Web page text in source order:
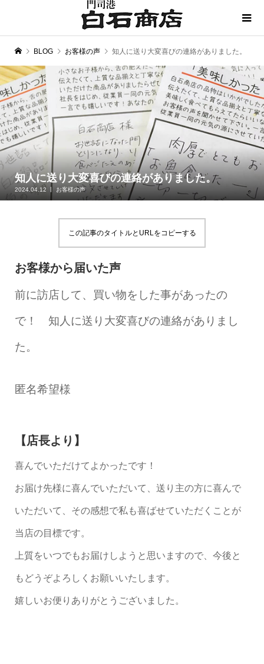
BLOG お客様の声 知人に送り大変喜びの連絡がありました。
知人に送り大変喜びの連絡がありました。
2024.04.12 お客様の声
この記事のタイトルとURLをコピーする
お客様から届いた声
前に訪店して、買い物をした事があったの
で！ 知人に送り大変喜びの連絡がありまし
た。
匿名希望様
【店長より】
喜んでいただけてよかったです！
お届け先様に喜んでいただいて、送り主の方に喜んで
いただいて、その感想で私も喜ばせていただくことが
当店の目標です。
上質をいつでもお届けしようと思いますので、今後と
もどうぞよろしくお願いいたします。
嬉しいお便りありがとうございました。